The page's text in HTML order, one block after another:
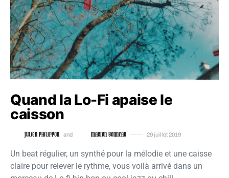
Quand la Lo-Fi apaise le
caisson
JULIEN PHILIPPON and MARION BONNEAU 29 juillet 2019
Un beat régulier, un synthé pour la mélodie et une caisse
claire pour relever le rythme, vous voilà arrivé dans un